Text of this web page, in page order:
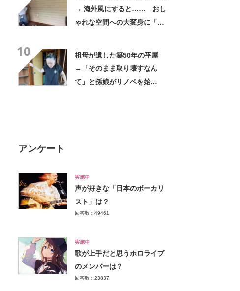
→ 海外風にすると…… おし
ゃれな空間への大変身に「か
10
祖母が遺した築50年の平屋
→「そのまま取り壊すなん
て」と孫娘がリノベを始
アンケート
実施中
声が好きな「日本のボーカリ
スト」は？
回答数：49461
実施中
歌が上手だと思うホロライブ
のメンバーは？
回答数：23837